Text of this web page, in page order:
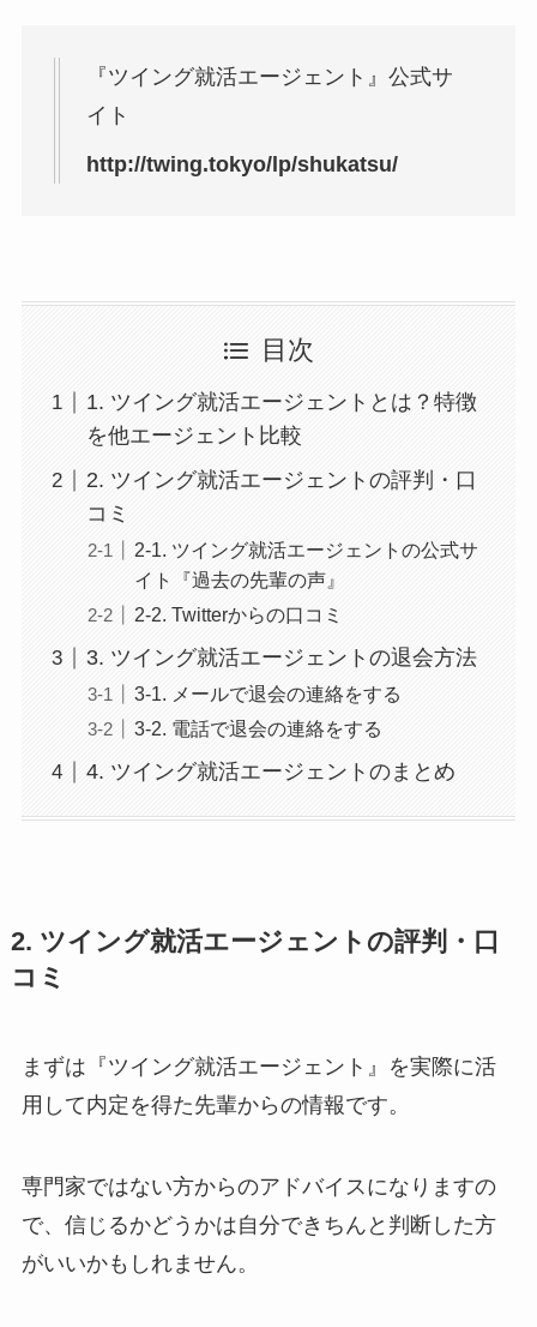
『ツイング就活エージェント』公式サ
イト
http://twing.tokyo/lp/shukatsu/
目次
1. ツイング就活エージェントとは？特徴
を他エージェント比較
2. ツイング就活エージェントの評判・口
コミ
2-1. ツイング就活エージェントの公式サ
イト『過去の先輩の声』
2-2. Twitterからの口コミ
3. ツイング就活エージェントの退会方法
3-1. メールで退会の連絡をする
3-2. 電話で退会の連絡をする
4. ツイング就活エージェントのまとめ
2. ツイング就活エージェントの評判・口
コミ
まずは『ツイング就活エージェント』を実際に活
用して内定を得た先輩からの情報です。
専門家ではない方からのアドバイスになりますの
で、信じるかどうかは自分できちんと判断した方
がいいかもしれません。